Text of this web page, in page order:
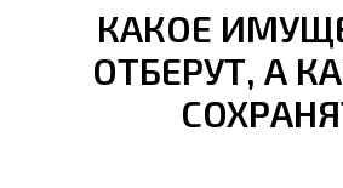
КАКОЕ
ОТБЕРУТ, А